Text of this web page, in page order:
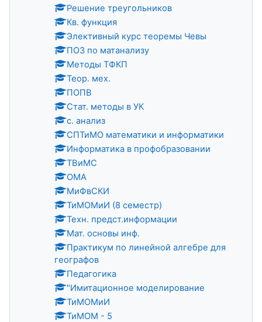
Решение треугольников
Кв. функция
Элективный курс теоремы Чевы
ПОЗ по матанализу
Методы ТФКП
Теор. мех.
ПОПВ
Стат. методы в УК
с. анализ
СПТиМО математики и информатики
Информатика в профобразовании
ТВиМС
ОМА
МиФвСКИ
ТиМОМиИ (8 семестр)
Техн. предст.информации
Мат. основы инф.
Практикум по линейной алгебре для
географов
Педагогика
"Имитационное моделирование
ТиМОМиИ
ТиМОМ - 5